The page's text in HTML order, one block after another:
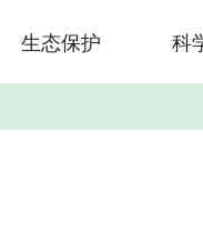
生态保护 科